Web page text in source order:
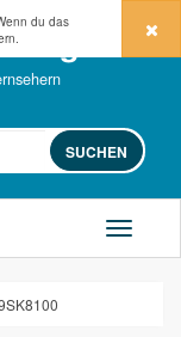
SUCHEN
du das